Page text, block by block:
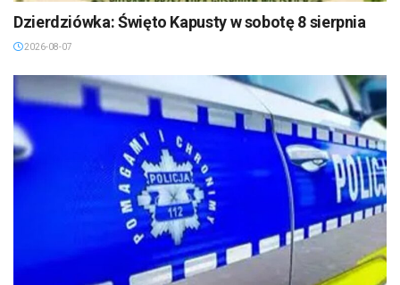
Dzierdziówka: Święto Kapusty w sobotę 8 sierpnia
2026-08-07